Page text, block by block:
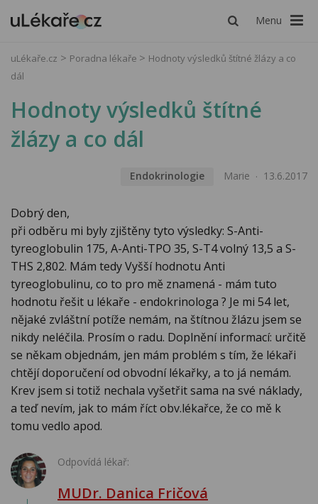
Menu
uLékaře.cz Poradna lékaře
Hodnoty výsledků štítné žlázy a co
dál
Hodnoty výsledků štítné
žlázy a co dál
Endokrinologie Marie 13.6.2017
Dobrý den,
při odběru mi byly zjištěny tyto výsledky: S-Anti-
tyreoglobulin 175, A-Anti-TPO 35, S-T4 volný 13,5 a S-
THS 2,802. Mám tedy Vyšší hodnotu Anti
tyreoglobulinu, co to pro mě znamená - mám tuto
hodnotu řešit u lékaře - endokrinologa ? Je mi 54 let,
nějaké zvláštní potíže nemám, na štítnou žlázu jsem se
nikdy neléčila. Prosím o radu. Doplnění informací: určitě
se někam objednám, jen mám problém s tím, že lékaři
chtějí doporučení od obvodní lékařky, a to já nemám.
Krev jsem si totiž nechala vyšetřit sama na své náklady,
a teď nevím, jak to mám říct obv.lékařce, že co mě k
tomu vedlo apod.
Odpovídá lékař:
MUDr. Danica Fričová